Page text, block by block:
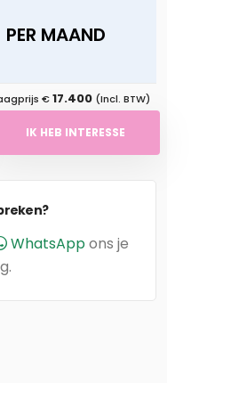
PER MAAND
€17.400 (Incl. BTW)
IK HEB INTERESSE
WhatsAppons je